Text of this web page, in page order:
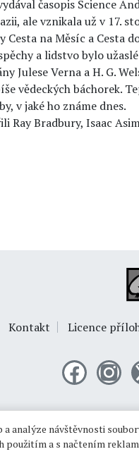
časopis Science
ale vznikala už v 17.
Cesta na Měsíc a Cesta
a lidstvo bylo
Julese Verna a H. G.
vědeckých báchorek.
v jaké ho známe dnes.
Bradbury, Isaac
Kontakt Licence
analýze návštěvnosti
použitím a s načtením